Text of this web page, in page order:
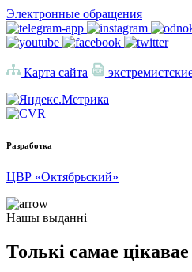
Электронные обращения
Карта сайта
Разработка
ЦВР «Октябрьский»
Нашы выданні
Толькі самае